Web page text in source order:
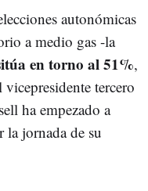
autonómicas
a medio gas -la
en torno al 51%,
tercero
ha empezado a
la jornada de su